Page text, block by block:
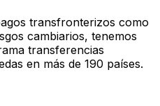
transfronterizos como
cambiarios, tenemos
transferencias
en más de 190 países.